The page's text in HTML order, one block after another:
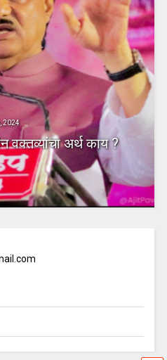
2024
वक्तव्यांचा अर्थ काय ?